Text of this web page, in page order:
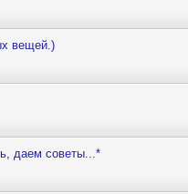
вещей.)
даем советы...*